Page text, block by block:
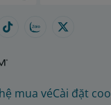
mua véCài đặt